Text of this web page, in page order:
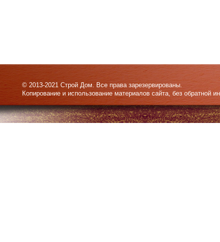
© 2013-2021 Строй Дом. Все права зарезервированы.
Копирование и использование материалов сайта, без обратной